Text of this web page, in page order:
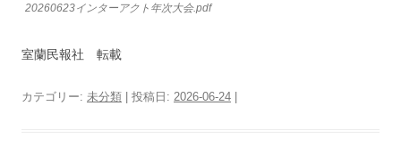
20260623インターアクト年次大会.pdf
室蘭民報社 転載
カテゴリー: 未分類 | 投稿日: 2026-06-24